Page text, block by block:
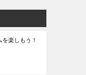
楽しもう！